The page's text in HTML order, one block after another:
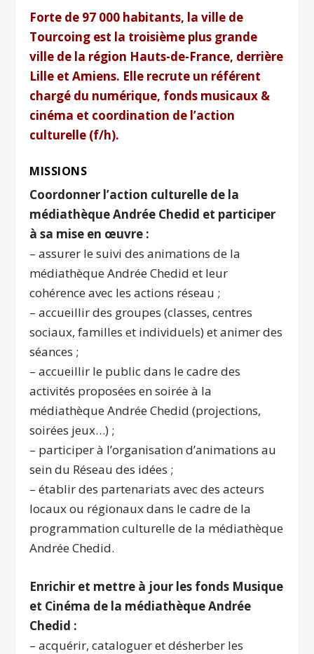
Forte de 97 000 habitants, la ville de
Tourcoing est la troisième plus grande
ville de la région Hauts-de-France, derrière
Lille et Amiens. Elle recrute un référent
chargé du numérique, fonds musicaux &
cinéma et coordination de l’action
culturelle (f/h).
MISSIONS
Coordonner l’action culturelle de la
médiathèque Andrée Chedid et participer
à sa mise en œuvre :
– assurer le suivi des animations de la
médiathèque Andrée Chedid et leur
cohérence avec les actions réseau ;
– accueillir des groupes (classes, centres
sociaux, familles et individuels) et animer des
séances ;
– accueillir le public dans le cadre des
activités proposées en soirée à la
médiathèque Andrée Chedid (projections,
soirées jeux…) ;
– participer à l’organisation d’animations au
sein du Réseau des idées ;
– établir des partenariats avec des acteurs
locaux ou régionaux dans le cadre de la
programmation culturelle de la médiathèque
Andrée Chedid.
Enrichir et mettre à jour les fonds Musique
et Cinéma de la médiathèque Andrée
Chedid :
– acquérir, cataloguer et désherber les